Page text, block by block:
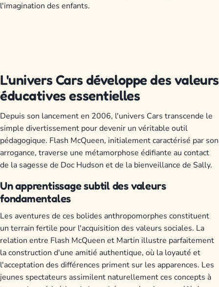
l'imagination des enfants.
L'univers Cars développe des valeurs
éducatives essentielles
Depuis son lancement en 2006, l'univers Cars transcende le
simple divertissement pour devenir un véritable outil
pédagogique. Flash McQueen, initialement caractérisé par son
arrogance, traverse une métamorphose édifiante au contact
de la sagesse de Doc Hudson et de la bienveillance de Sally.
Un apprentissage subtil des valeurs
fondamentales
Les aventures de ces bolides anthropomorphes constituent
un terrain fertile pour l'acquisition des valeurs sociales. La
relation entre Flash McQueen et Martin illustre parfaitement
la construction d'une amitié authentique, où la loyauté et
l'acceptation des différences priment sur les apparences. Les
jeunes spectateurs assimilent naturellement ces concepts à